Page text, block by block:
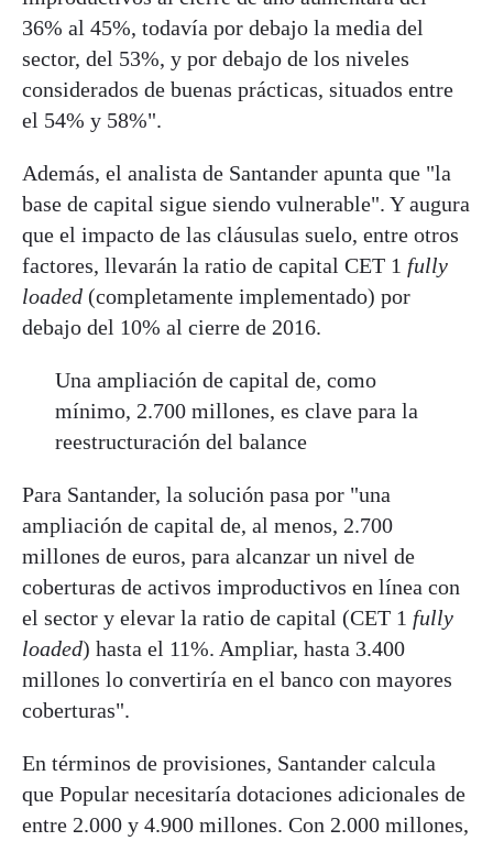
36% al 45%, todavía por debajo la media del
sector, del 53%, y por debajo de los niveles
considerados de buenas prácticas, situados entre
el 54% y 58%".
Además, el analista de Santander apunta que "la
base de capital sigue siendo vulnerable". Y augura
que el impacto de las cláusulas suelo, entre otros
factores, llevarán la ratio de capital CET 1 fully
loaded (completamente implementado) por
debajo del 10% al cierre de 2016.
Una ampliación de capital de, como
mínimo, 2.700 millones, es clave para la
reestructuración del balance
Para Santander, la solución pasa por "una
ampliación de capital de, al menos, 2.700
millones de euros, para alcanzar un nivel de
coberturas de activos improductivos en línea con
el sector y elevar la ratio de capital (CET 1 fully
loaded) hasta el 11%. Ampliar, hasta 3.400
millones lo convertiría en el banco con mayores
coberturas".
En términos de provisiones, Santander calcula
que Popular necesitaría dotaciones adicionales de
entre 2.000 y 4.900 millones. Con 2.000 millones,